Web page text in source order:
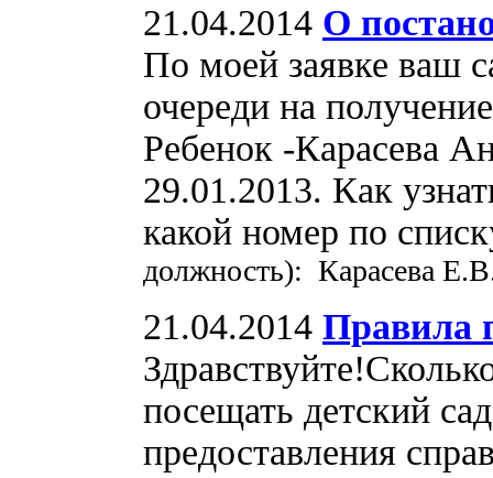
21.04.2014 О
По моей заявке ваш
очереди на
Ребенок -Карасева
29.01.2013. Как
какой номер по
должность): Карасева
21.04.2014 Правила
посещать детский
предоставления